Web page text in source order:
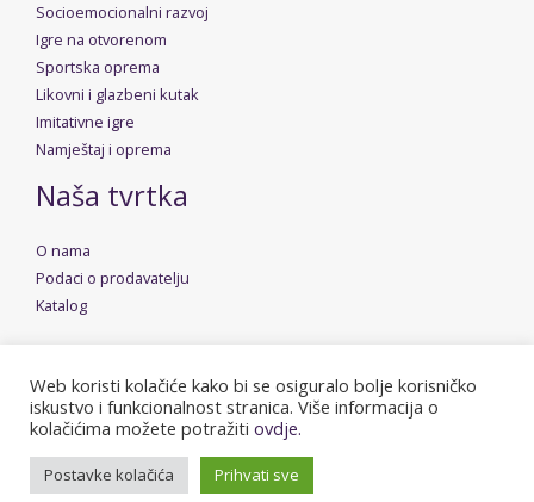
Socioemocionalni razvoj
Igre na otvorenom
Sportska oprema
Likovni i glazbeni kutak
Imitativne igre
Namještaj i oprema
Naša tvrtka
O nama
Podaci o prodavatelju
Katalog
Copyright © 2026 Dudica | Powered by Stolarija Rusan
Web koristi kolačiće kako bi se osiguralo bolje korisničko
iskustvo i funkcionalnost stranica. Više informacija o
kolačićima možete potražiti ovdje.
Postavke kolačića Prihvati sve